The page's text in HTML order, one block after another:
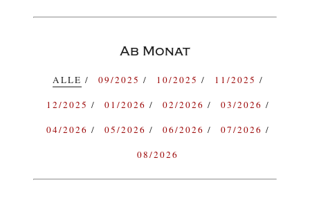
Ab Monat
ALLE 09/2025 10/2025
11/2025
12/2025
01/2026 02/2026
03/2026
04/2026
05/2026 06/2026
07/2026
08/2026